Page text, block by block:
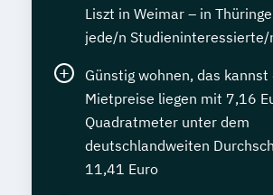
Liszt in Weimar – in
jede/n Studieninteressierte/
Günstig wohnen, das kannst
Mietpreise liegen mit 7,16
Quadratmeter unter dem
deutschlandweiten
11,41 Euro